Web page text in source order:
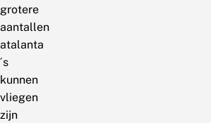
grotere
aantallen
atalanta
´s
kunnen
vliegen
zijn